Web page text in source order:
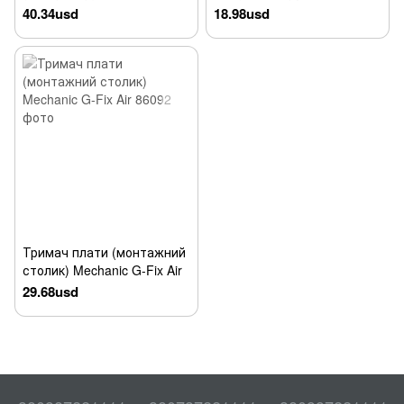
CP14+ з LED підсвідкою
120°C)
40.34usd
гвинтиків) Blue
18.98usd
Тримач плати (монтажний
столик) Mechanic G-Fix Air
29.68usd